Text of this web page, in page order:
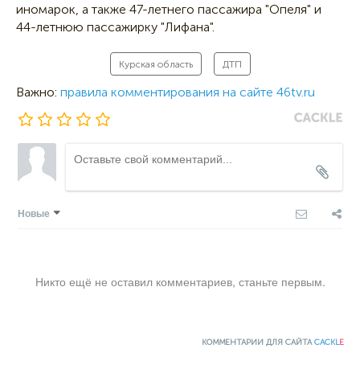
иномарок, а также 47-летнего пассажира "Опеля" и
44-летнюю пассажирку "Лифана".
Курская область ДТП
Важно: правила комментирования на сайте 46tv.ru
Новые
Никто ещё не оставил комментариев, станьте первым.
КОММЕНТАРИИ ДЛЯ САЙТАCACKLE